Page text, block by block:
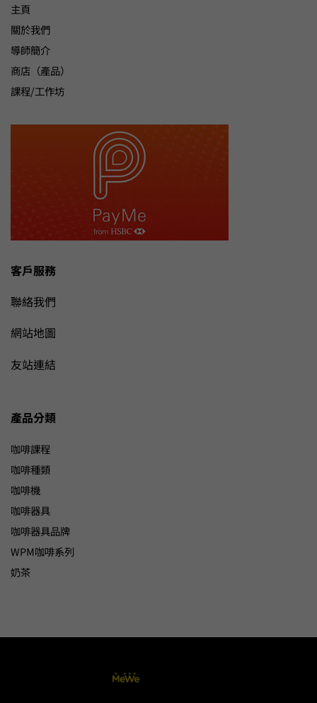
主頁
關於我們
導師簡介
商店（產品）
課程/工作坊
客戶服務
聯絡我們
網站地圖
友站連結
產品分類
咖啡課程
咖啡種類
咖啡機
咖啡器具
咖啡器具品牌
WPM咖啡系列
奶茶